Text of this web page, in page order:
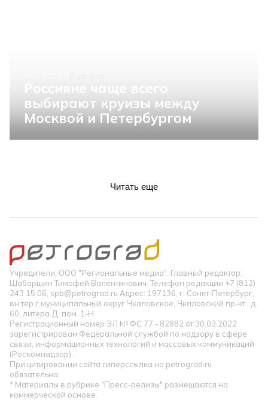
выбирают круизы между
Москвой и Петербургом
Читать еще
Учредители: ООО "Региональные медиа". Главный редактор:
Шабаршин Тимофей Валентинович. Телефон редакции +7 (812)
243 15 06, spb@petrograd.ru Адрес: 197136, г. Санкт-Петербург,
вн.тер.г.муниципальный округ Чкаловское, Чкаловский пр-кт., д.
60, литера Д, пом. 1-Н
Регистрационный номер ЭЛ № ФС 77 - 82882 от 30.03.2022
зарегистрирован Федеральной службой по надзору в сфере
связи, информационных технологий и массовых коммуникаций
(Роскомнадзор).
При цитировании сайта гиперссылка на petrograd.ru
обязательна.
* Материалы в рубрике "Пресс-релизы" размещаются на
коммерческой основе.